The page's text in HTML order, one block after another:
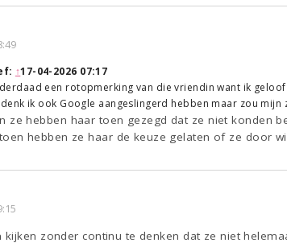
↑17-04-2026 07:17
een rotopmerking van die vriendin want ik
ik ook Google aangeslingerd hebben maar zou
ze hebben haar toen gezegd dat ze niet konden
hebben ze haar de keuze gelaten of ze door
kijken zonder continu te denken dat ze niet